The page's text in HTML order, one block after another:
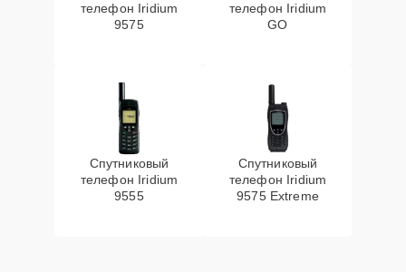
телефон Iridium
9575
телефон Iridium
GO
Спутниковый
телефон Iridium
9555
Спутниковый
телефон Iridium
9575 Extreme